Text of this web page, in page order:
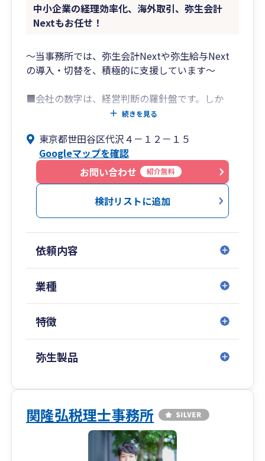
中小企業の経理効率化、海外取引、弥生会計
Nextもお任せ！
～当事務所では、弥生会計Nextや弥生給与Next
の導入・切替を、積極的に支援しています～
■会社の数字は、経営判断の羅針盤です。しか
し、その数字は日々の記帳が正しく行われていて
対応を通じて、経営者の皆さまが安心して事業に
集中できる環境づくりを支援するとともに、会社
の経営判断をサポートしています。
■海外取引企業/外資系企業の皆様へ
海外との取引がある企業、外資系企業の日本法
税、租税条約の適用、親会社向け英文レポートな
ど、国際税務、英語でのコミュニケーションも可
能です。日本で安心してビジネスを成長させたい
■当事務所は世田谷区（下北沢・三軒茶屋エリ
ア）を拠点に、開業50年にわたり中小企業の会
計・税務を支えてきました。地域密着の安心感
ぜひ一度ご相談ください。
続きを見る
東京都世田谷区代沢４－１２－１５
Googleマップを確認
お問い合わせ
紹介無料
検討リストに追加
依頼内容
業種
特徴
弥生製品
関隆弘税理士事務所